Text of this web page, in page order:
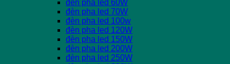
đèn pha led 60W
đèn pha led 70W
đèn pha led 100w
đèn pha led 120W
đèn pha led 150W
đèn pha led 200W
đèn pha led 250W